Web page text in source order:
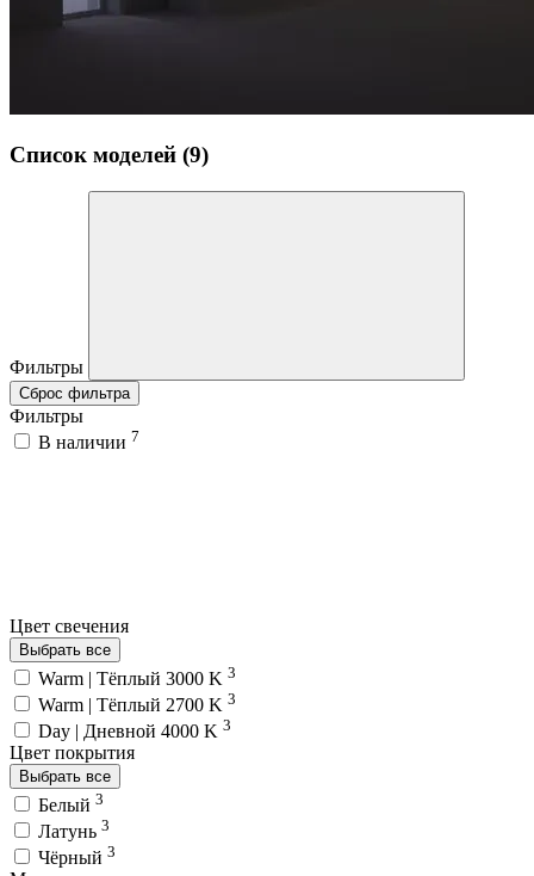
Список моделей (9)
Фильтры
Сброс фильтра
Фильтры
В наличии 7
Цвет свечения
Выбрать все
Warm | Тёплый 3000 K 3
Warm | Тёплый 2700 K 3
Day | Дневной 4000 K 3
Цвет покрытия
Выбрать все
Белый 3
Латунь 3
Чёрный 3